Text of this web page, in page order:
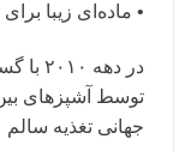
• ماده‌ای زیبا
در
توسط آشپزهای
جهانی تغذیه سالم